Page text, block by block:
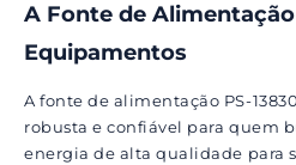
A Fonte de
Equipamentos
A fonte de alimentação PS-
robusta e confiável para quem
energia de alta qualidade para